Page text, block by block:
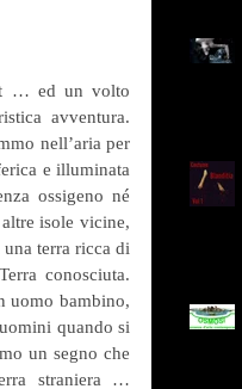
… ed un volto
avventura.
nell’aria per
e illuminata
ossigeno né
isole vicine,
terra ricca di
conosciuta.
uomo bambino,
quando si
un segno che
straniera …